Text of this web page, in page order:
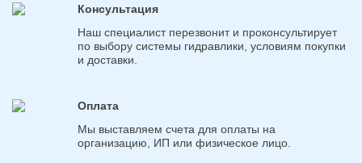
Консультация
Наш специалист перезвонит и проконсультирует
по выбору системы гидравлики, условиям покупки
и доставки.
Оплата
Мы выставляем счета для оплаты на
организацию, ИП или физическое лицо.